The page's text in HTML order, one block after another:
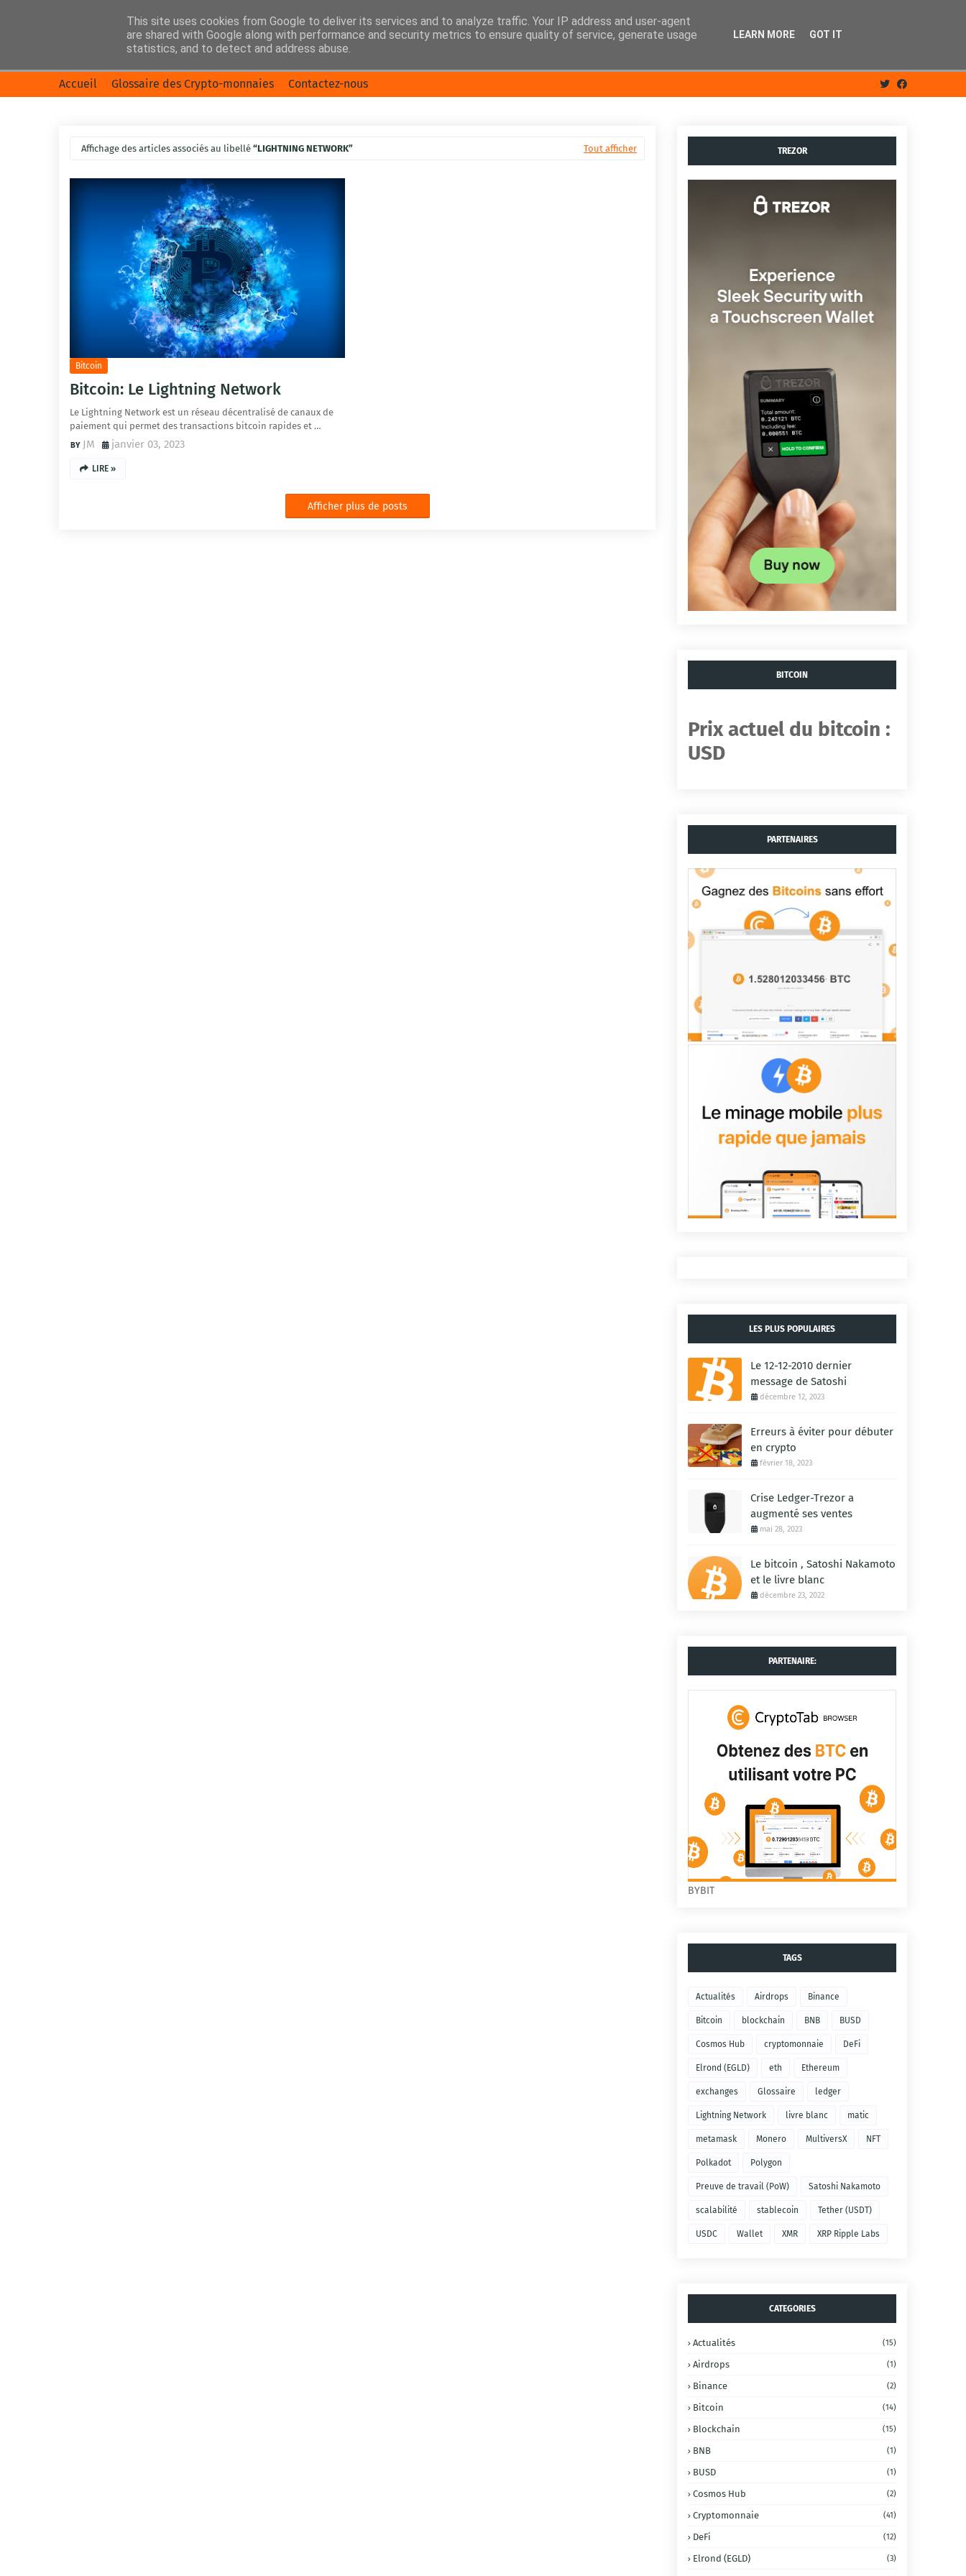
Accueil Glossaire des Crypto-monnaies Contactez-nous
Affichage des articles associés au libellé LIGHTNING NETWORK Tout afficher
Bitcoin
Bitcoin: Le Lightning Network
Le Lightning Network est un réseau décentralisé de canaux de
paiement qui permet des transactions bitcoin rapides et …
JM janvier 03, 2023
LIRE »
Afficher plus de posts
TREZOR
BITCOIN
Prix ​​actuel du bitcoin :
USD
PARTENAIRES
LES PLUS POPULAIRES
Le 12-12-2010 dernier
message de Satoshi
décembre 12, 2023
Erreurs à éviter pour débuter
en crypto
février 18, 2023
Crise Ledger-Trezor a
augmenté ses ventes
mai 28, 2023
Le bitcoin , Satoshi Nakamoto
et le livre blanc
décembre 23, 2022
PARTENAIRE:
BYBIT
TAGS
Actualités Airdrops Binance
Bitcoin blockchain BNB BUSD
Cosmos Hub cryptomonnaie DeFi
Elrond (EGLD) eth Ethereum
exchanges Glossaire ledger
Lightning Network livre blanc matic
metamask Monero MultiversX NFT
Polkadot Polygon
Preuve de travail (PoW) Satoshi Nakamoto
scalabilité stablecoin Tether (USDT)
USDC Wallet XMR XRP Ripple Labs
CATEGORIES
Actualités (15)
Airdrops (1)
Binance (2)
Bitcoin (14)
Blockchain (15)
BNB (1)
BUSD (1)
Cosmos Hub (2)
Cryptomonnaie (41)
DeFi (12)
Elrond (EGLD) (3)
This site uses cookies from Google to deliver its services and to analyze traffic. Your IP address and user-agent
are shared with Google along with performance and security metrics to ensure quality of service, generate usage
statistics, and to detect and address abuse.
LEARN MORE GOT IT